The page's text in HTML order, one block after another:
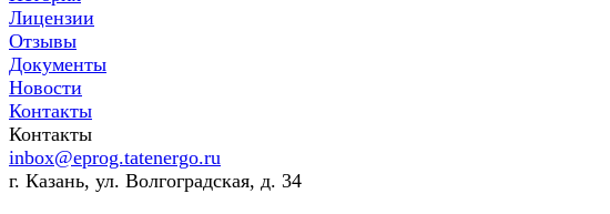
Лицензии
Отзывы
Документы
Новости
Контакты
Контакты
inbox@eprog.tatenergo.ru
г. Казань, ул. Волгоградская, д. 34